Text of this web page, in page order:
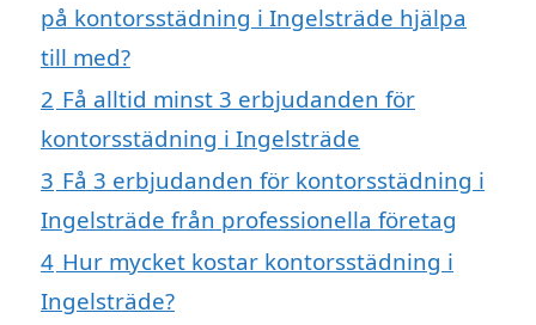
på kontorsstädning i Ingelsträde hjälpa
till med?
2 Få alltid minst 3 erbjudanden för
kontorsstädning i Ingelsträde
3 Få 3 erbjudanden för kontorsstädning i
Ingelsträde från professionella företag
4 Hur mycket kostar kontorsstädning i
Ingelsträde?